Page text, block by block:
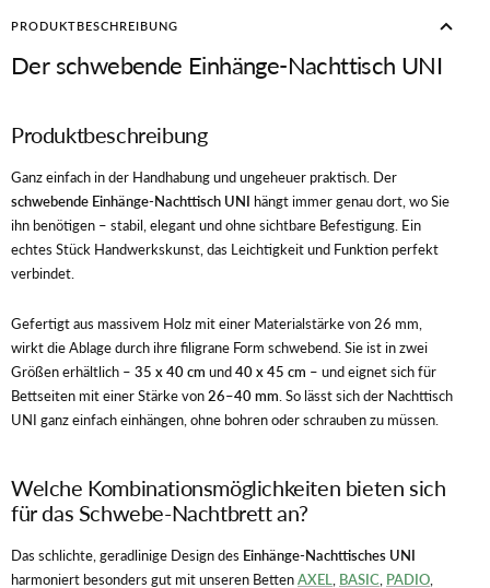
PRODUKTBESCHREIBUNG
Der schwebende Einhänge-Nachttisch UNI
Produktbeschreibung
Ganz einfach in der Handhabung und ungeheuer praktisch. Der
schwebende Einhänge-Nachttisch UNI hängt immer genau dort, wo Sie
ihn benötigen – stabil, elegant und ohne sichtbare Befestigung. Ein
echtes Stück Handwerkskunst, das Leichtigkeit und Funktion perfekt
verbindet.
Gefertigt aus massivem Holz mit einer Materialstärke von 26 mm,
wirkt die Ablage durch ihre filigrane Form schwebend. Sie ist in zwei
Größen erhältlich – 35 x 40 cm und40 x 45 cm – und eignet sich für
Bettseiten mit einer Stärke von26–40 mm . So lässt sich der Nachttisch
UNI ganz einfach einhängen, ohne bohren oder schrauben zu müssen.
Welche Kombinationsmöglichkeiten bieten sich
für das Schwebe-Nachtbrett an?
Das schlichte, geradlinige Design des Einhänge-Nachttisches UNI
harmoniert besonders gut mit unseren BettenAXEL BASIC PADIO